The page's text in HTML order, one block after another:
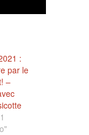
:
par le
–